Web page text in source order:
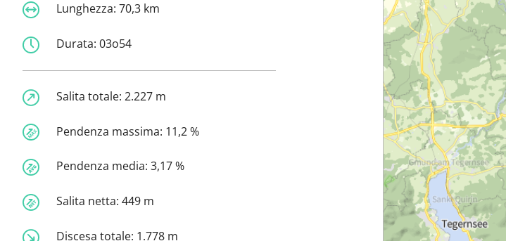
Lunghezza: 70,3 km
Durata: 03o54
Salita totale: 2.227 m
Pendenza massima: 11,2 %
Pendenza media: 3,17 %
Salita netta: 449 m
Discesa totale: 1.778 m